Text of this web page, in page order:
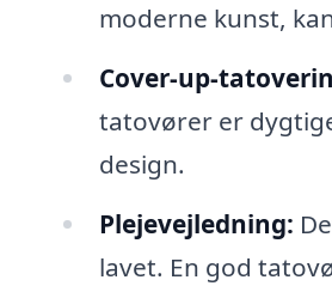
moderne kunst,
Cover-up-
tatovører er
design.
Plejevejledning:
lavet. En god